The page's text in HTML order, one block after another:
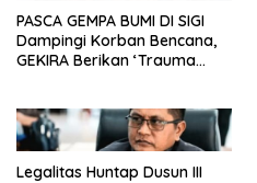
PASCA GEMPA BUMI DI SIGI
Dampingi Korban Bencana,
GEKIRA Berikan ‘Trauma
Legalitas Huntap Dusun III